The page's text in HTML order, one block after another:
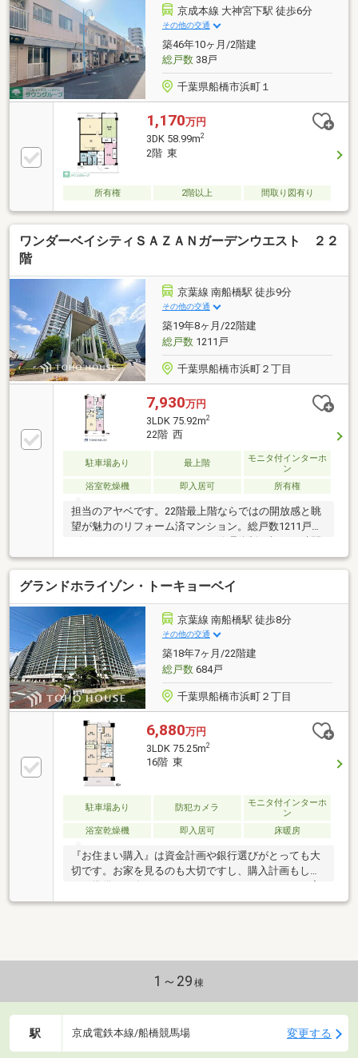
入相談もトータルサポートします！住み替え・売却の
ご相談もワンストップで対応可能ですお気軽にお問い
合わせください！
京成本線 大神宮下駅 徒歩6分
その他の交通
築46年10ヶ月/2階建
総戸数38戸
千葉県船橋市浜町１
1,170万円
3DK 58.99m2
2階 東
所有権 2階以上 間取り図有り
ワンダーベイシティＳＡＺＡＮガーデンウエスト ２２
階
京葉線 南船橋駅 徒歩9分
その他の交通
築19年8ヶ月/22階建
総戸数1211戸
千葉県船橋市浜町２丁目
7,930万円
3LDK 75.92m2
22階 西
駐車場あり 最上階
モニタ付インターホ
ン
浴室乾燥機
即入居可 所有権
担当のアヤベです。22階最上階ならではの開放感と眺
望が魅力のリフォーム済マンション。総戸数1211戸の
ビッグコミュニティならではの管理体制に加え24時間
セキュリティやコンシェルジュなど共用設備も充実。
グランドホライゾン・トーキョーベイ
京葉線 南船橋駅 徒歩8分
その他の交通
築18年7ヶ月/22階建
総戸数684戸
千葉県船橋市浜町２丁目
6,880万円
3LDK 75.25m2
16階 東
駐車場あり 防犯カメラ
モニタ付インターホ
ン
浴室乾燥機
即入居可 床暖房
『お住まい購入』は資金計画や銀行選びがとっても大
切です。お家を見るのも大切ですし、購入計画もしっ
かり準備して進めていきましょう！フルリフォーム完
了につき本日ご内覧可能です♪お気軽にお問合せ下さ
1～29 棟
駅 京成電鉄本線/船橋競馬場 変更する